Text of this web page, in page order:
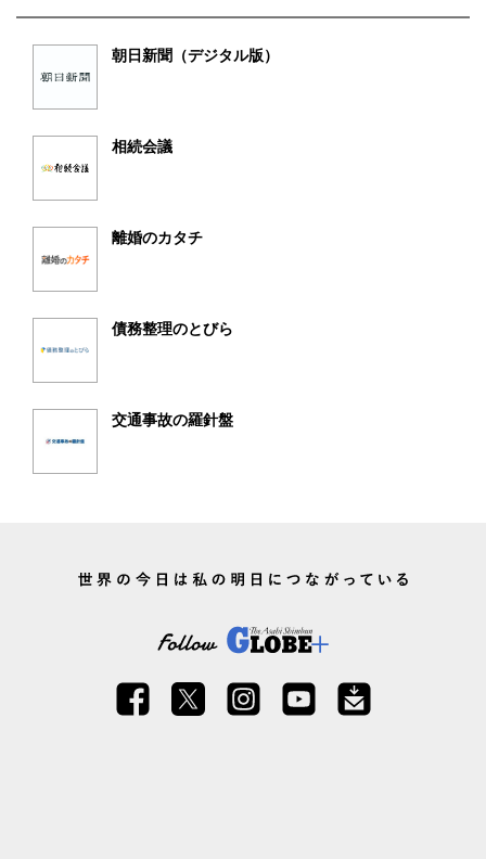
朝日新聞（デジタル版）
相続会議
離婚のカタチ
債務整理のとびら
交通事故の羅針盤